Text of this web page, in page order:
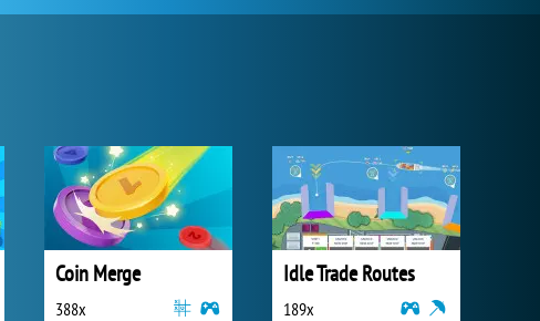
Coin Merge
388x
Idle Trade Routes
189x